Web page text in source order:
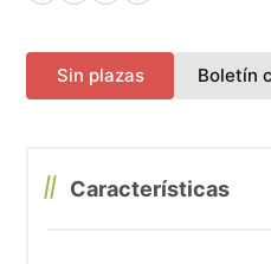
Sin plazas Boletín
Características